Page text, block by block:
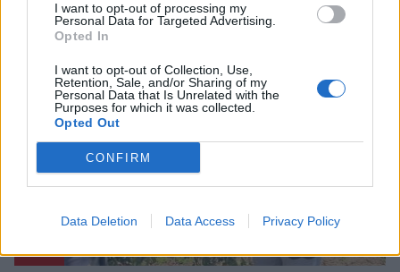
I want to opt-out of processing my
Personal Data for Targeted Advertising.
Opted In
I want to opt-out of Collection, Use,
Retention, Sale, and/or Sharing of my
Personal Data that Is Unrelated with the
Purposes for which it was collected.
Opted Out
CONFIRM
Data Deletion Data Access Privacy Policy